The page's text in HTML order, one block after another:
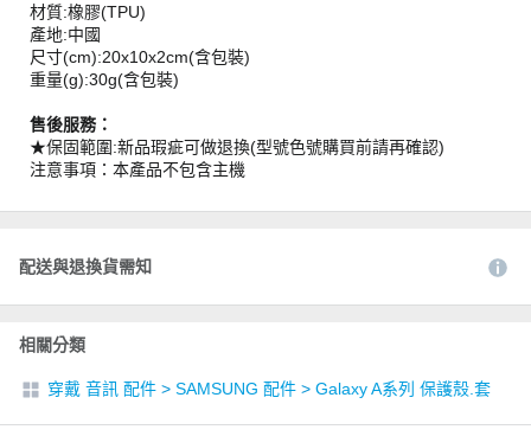
材質:橡膠(TPU)
產地:中國
尺寸(cm):20x10x2cm(含包裝)
重量(g):30g(含包裝)
售後服務：
★保固範圍:新品瑕疵可做退換(型號色號購買前請再確認)
注意事項：本產品不包含主機
配送與退換貨需知
相關分類
穿戴 音訊 配件 > SAMSUNG 配件 > Galaxy A系列 保護殼.套